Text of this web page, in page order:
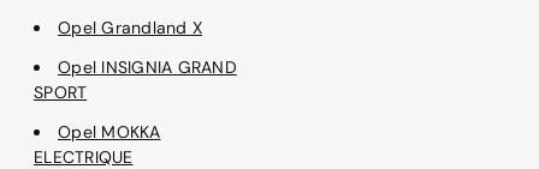
Opel Grandland X
Opel INSIGNIA GRAND
SPORT
Opel MOKKA
ELECTRIQUE